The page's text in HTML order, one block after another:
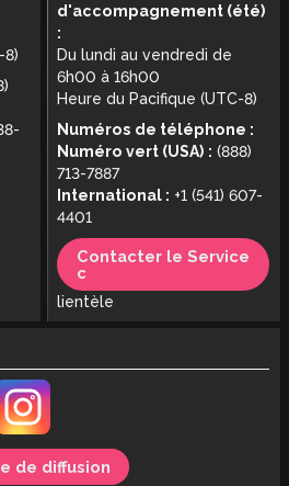
8)
d'accompagnement (été)
:
Du lundi au vendredi de
6h00 à 16h00
Heure du Pacifique (UTC-8)
Numéros de téléphone :
Numéro vert (USA) : (888)
713-7887
International : +1 (541) 607-
4401
Contacter le Service
c
lientèle
de diffusion